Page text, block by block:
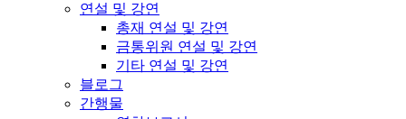
연설 및 강연
총재 연설 및 강연
금통위원 연설 및 강연
기타 연설 및 강연
블로그
간행물